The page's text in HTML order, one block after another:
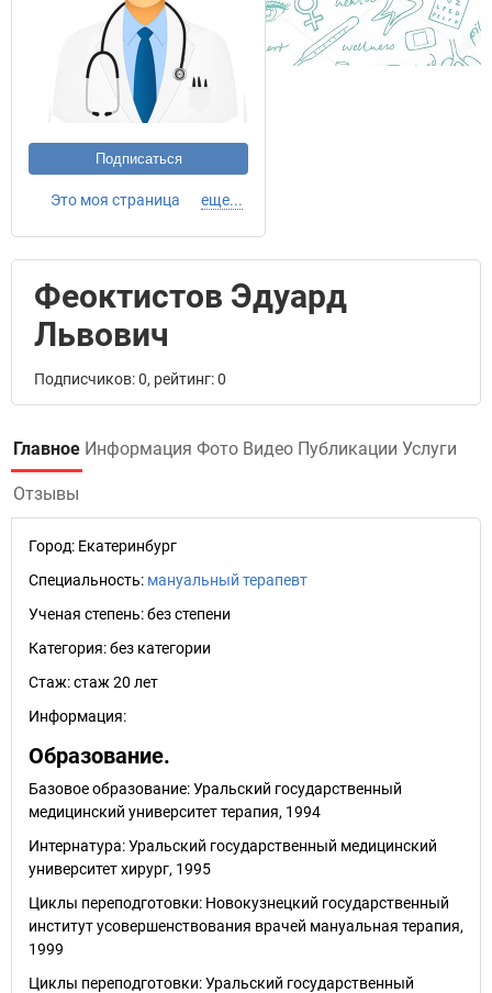
Подписаться
Это моя страница еще...
Феоктистов Эдуард
Львович
Подписчиков: 0, рейтинг: 0
Главное Информация Фото Видео Публикации Услуги
Отзывы
Город: Екатеринбург
Специальность: мануальный терапевт
Ученая степень:без степени
Категория:без категории
Стаж:стаж 20 лет
Информация:
Образование.
Базовое образование: Уральский государственный
медицинский университет терапия, 1994
Интернатура: Уральский государственный медицинский
университет хирург, 1995
Циклы переподготовки: Новокузнецкий государственный
институт усовершенствования врачей мануальная терапия,
1999
Циклы переподготовки: Уральский государственный